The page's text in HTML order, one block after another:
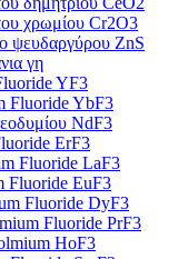
χρωμίου Cr2O3
ψευδαργύρου ZnS
γη
YF3
Fluoride YbF3
NdF3
ErF3
Fluoride LaF3
Fluoride EuF3
Fluoride DyF3
Fluoride PrF3
HoF3